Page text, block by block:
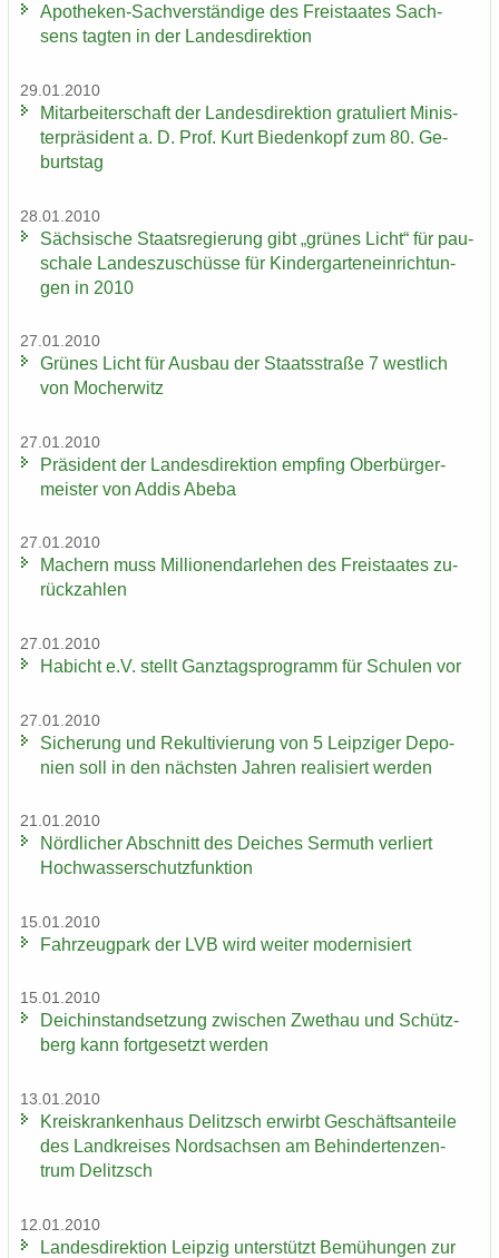
Apotheken-​Sachverständige des Frei­staa­tes Sach­
sens tag­ten in der Lan­des­di­rek­ti­on
29.01.2010
Mit­ar­bei­ter­schaft der Lan­des­di­rek­ti­on gra­tu­liert Mi­nis­
ter­prä­si­dent a. D. Prof. Kurt Bie­den­kopf zum 80. Ge­
burts­tag
28.01.2010
Säch­si­sche Staats­re­gie­rung gibt „grü­nes Licht“ für pau­
scha­le Lan­des­zu­schüs­se für Kin­der­gar­ten­ein­rich­tun­
gen in 2010
27.01.2010
Grü­nes Licht für Aus­bau der Staats­stra­ße 7 west­lich
von Mo­cher­witz
27.01.2010
Prä­si­dent der Lan­des­di­rek­ti­on emp­fing Ober­bür­ger­
meis­ter von Addis Abeba
27.01.2010
Ma­chern muss Mil­lio­nen­dar­le­hen des Frei­staa­tes zu­
rück­zah­len
27.01.2010
Ha­bicht e.V. stellt Ganz­tags­pro­gramm für Schu­len vor
27.01.2010
Si­che­rung und Re­kul­ti­vie­rung von 5 Leip­zi­ger De­po­
nien soll in den nächs­ten Jah­ren rea­li­siert wer­den
21.01.2010
Nörd­li­cher Ab­schnitt des Dei­ches Ser­muth ver­liert
Hoch­was­ser­schutz­funk­ti­on
15.01.2010
Fahr­zeug­park der LVB wird wei­ter mo­der­ni­siert
15.01.2010
Deich­in­stand­set­zung zwi­schen Zwet­hau und Schütz­
berg kann fort­ge­setzt wer­den
13.01.2010
Kreis­kran­ken­haus De­litzsch er­wirbt Ge­schäfts­an­tei­le
des Land­krei­ses Nord­sach­sen am Be­hin­der­ten­zen­
trum De­litzsch
12.01.2010
Lan­des­di­rek­ti­on Leip­zig un­ter­stützt Be­mü­hun­gen zur